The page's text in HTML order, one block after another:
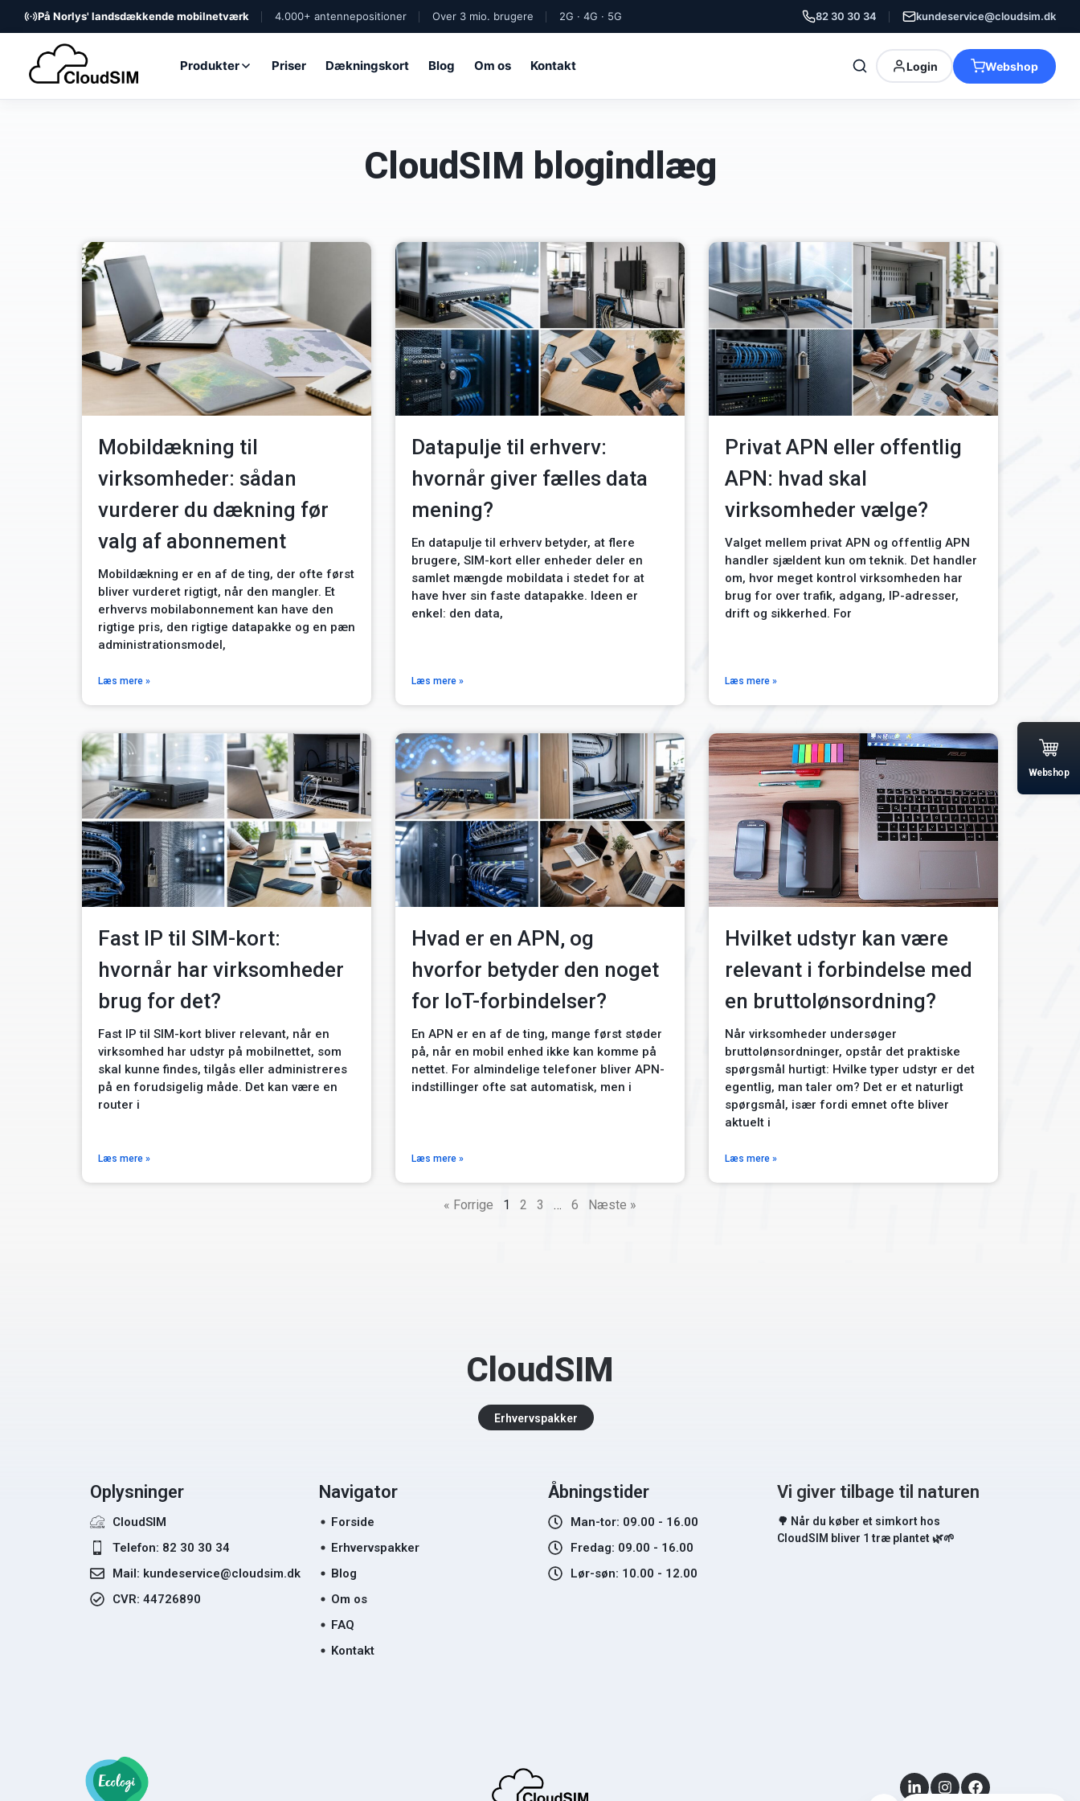
På Norlys' landsdækkende mobilnetværk 4.000+ antennepositioner Over 3 mio. brugere 2G · 4G · 5G 82 30 30 34 kundeservice@cloudsim.dk
Produkter Priser Dækningskort Blog Om os Kontakt Login Webshop
CloudSIM blogindlæg
Mobildækning til
virksomheder: sådan
vurderer du dækning før
valg af abonnement
Mobildækning er en af de ting, der ofte først
bliver vurderet rigtigt, når den mangler. Et
erhvervs mobilabonnement kan have den
rigtige pris, den rigtige datapakke og en pæn
administrationsmodel,
Læs mere »
Datapulje til erhverv:
hvornår giver fælles data
mening?
En datapulje til erhverv betyder, at flere
brugere, SIM-kort eller enheder deler en
samlet mængde mobildata i stedet for at
have hver sin faste datapakke. Ideen er
enkel: den data,
Læs mere »
Privat APN eller offentlig
APN: hvad skal
virksomheder vælge?
Valget mellem privat APN og offentlig APN
handler sjældent kun om teknik. Det handler
om, hvor meget kontrol virksomheden har
brug for over trafik, adgang, IP-adresser,
drift og sikkerhed. For
Læs mere »
Fast IP til SIM-kort:
hvornår har virksomheder
brug for det?
Fast IP til SIM-kort bliver relevant, når en
virksomhed har udstyr på mobilnettet, som
skal kunne findes, tilgås eller administreres
på en forudsigelig måde. Det kan være en
router i
Læs mere »
Hvad er en APN, og
hvorfor betyder den noget
for IoT-forbindelser?
En APN er en af de ting, mange først støder
på, når en mobil enhed ikke kan komme på
nettet. For almindelige telefoner bliver APN-
indstillinger ofte sat automatisk, men i
Læs mere »
Hvilket udstyr kan være
relevant i forbindelse med
en bruttolønsordning?
Når virksomheder undersøger
bruttolønsordninger, opstår det praktiske
spørgsmål hurtigt: Hvilke typer udstyr er det
egentlig, man taler om? Det er et naturligt
spørgsmål, især fordi emnet ofte bliver
aktuelt i
Læs mere »
« Forrige 1 2 3 … 6 Næste »
CloudSIM
Erhvervspakker
Oplysninger
CloudSIM
Telefon: 82 30 30 34
Mail: kundeservice@cloudsim.dk
CVR: 44726890
Navigator
Forside
Erhvervspakker
Blog
Om os
FAQ
Kontakt
Åbningstider
Man-tor: 09.00 - 16.00
Fredag: 09.00 - 16.00
Lør-søn: 10.00 - 12.00
Vi giver tilbage til naturen
🌳 Når du køber et simkort hos
CloudSIM bliver 1 træ plantet 🌿🌱
Webshop